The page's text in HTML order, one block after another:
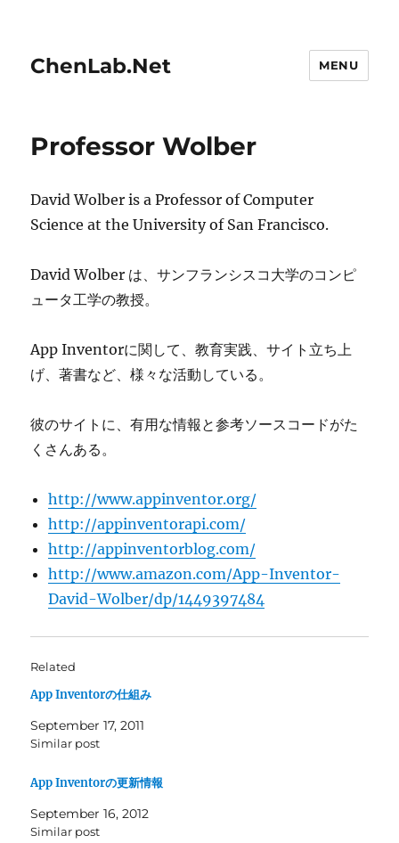
ChenLab.Net MENU
Professor Wolber
David Wolber is a Professor of Computer
Science at the University of San Francisco.
David Wolber は、サンフランシスコ大学のコンピ
ュータ工学の教授。
App Inventorに関して、教育実践、サイト立ち上
げ、著書など、様々な活動している。
彼のサイトに、有用な情報と参考ソースコードがた
くさんある。
http://www.appinventor.org/
http://appinventorapi.com/
http://appinventorblog.com/
http://www.amazon.com/App-Inventor-
David-Wolber/dp/1449397484
Related
App Inventorの仕組み
September 17, 2011
Similar post
App Inventorの更新情報
September 16, 2012
Similar post